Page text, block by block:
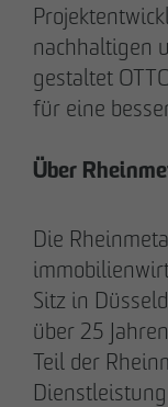
nachhaltigen
gestaltet
für eine
Über
Die
Sitz in
über 25
Teil der